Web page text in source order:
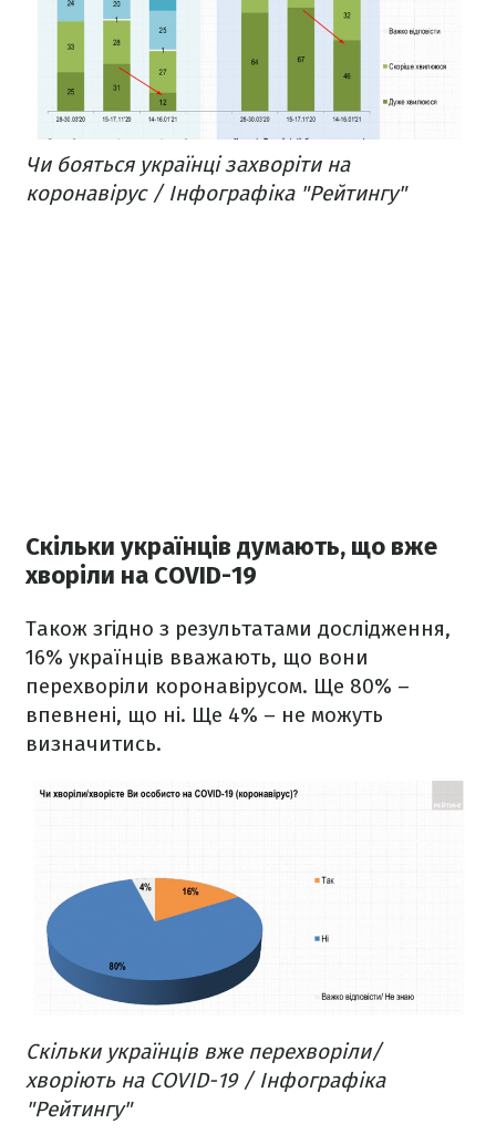
Чи бояться українці захворіти на
коронавірус / Інфографіка "Рейтингу"
Скільки українців думають, що вже
хворіли на COVID-19
Також згідно з результатами дослідження,
16% українців вважають, що вони
перехворіли коронавірусом. Ще 80% –
впевнені, що ні. Ще 4% – не можуть
визначитись.
Скільки українців вже перехворіли/
хворіють на COVID-19 / Інфографіка
"Рейтингу"